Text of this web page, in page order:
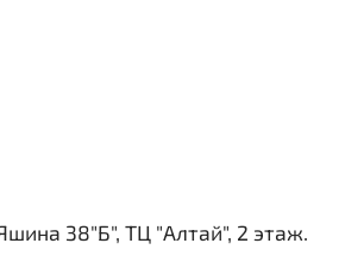
38"Б", ТЦ "Алтай", 2 этаж.